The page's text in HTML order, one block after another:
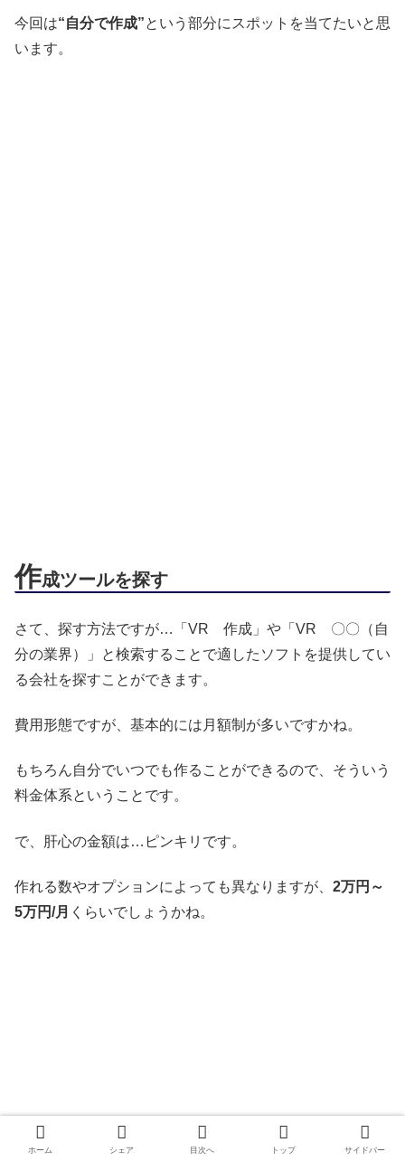
今回は“自分で作成”という部分にスポットを当てたいと思
います。
作成ツールを探す
さて、探す方法ですが…「VR 作成」や「VR 〇〇（自
分の業界）」と検索することで適したソフトを提供してい
る会社を探すことができます。
費用形態ですが、基本的には月額制が多いですかね。
もちろん自分でいつでも作ることができるので、そういう
料金体系ということです。
で、肝心の金額は…ピンキリです。
作れる数やオプションによっても異なりますが、 2万円～
5万円/月 くらいでしょうかね。
ホーム シェア 目次へ トップ サイドバー